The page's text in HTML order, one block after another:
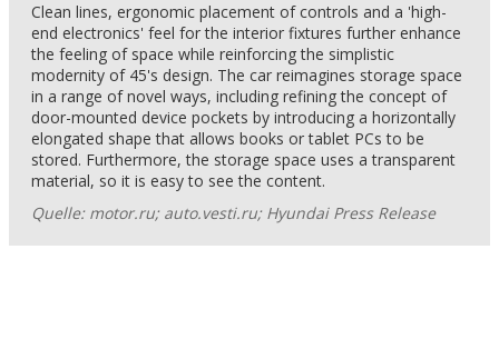
Clean lines, ergonomic placement of controls and a 'high-
end electronics' feel for the interior fixtures further enhance
the feeling of space while reinforcing the simplistic
modernity of 45's design. The car reimagines storage space
in a range of novel ways, including refining the concept of
door-mounted device pockets by introducing a horizontally
elongated shape that allows books or tablet PCs to be
stored. Furthermore, the storage space uses a transparent
material, so it is easy to see the content.
Quelle: motor.ru; auto.vesti.ru; Hyundai Press Release